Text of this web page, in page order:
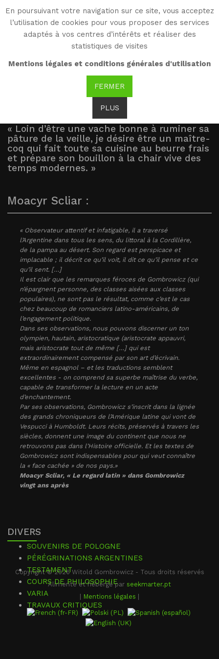
En poursuivant votre navigation sur ce site, vous acceptez
l’utilisation de cookies pour vous proposer des services
adaptés à vos centres d’intérêts et réaliser des
statistiques de visites
Mentions légales et conditions générales d'utilisation
FERMER
PLUS
WG
Witold Gombrowicz
Vu par...
« Loin d’être une vache bonne à ruminer sa
pâture de la veille, je désire être un maître-
coq qui fait toute sa cuisine au beurre frais
et prépare son bouillon à la chair vive des
temps modernes. »
Moacyr Scliar :
« Observateur attentif et infatigable, il a traversé
l’Argentine dans tous les sens, du littoral à la Cordillère,
de la pampa au désert. Son regard est perspicace et
implacable ; il décrit ce qu’il voit, il dit ce qu’il pense et ce
qu’il sent. […]
Il est clair que les remarques féroces de Gombrowicz (qui
n’épargnent personne, des classes aisées aux classes
populaires), ne sont pas le résultat, comme c’est le cas
chez beaucoup de romanciers latino-américains, de
l’engagement politique.
Dans ses observations, nous pouvons discerner un ton
olympien, hautain, aristocratique (aristocrate appauvri,
mais aristocrate tout de même […] qui est
extraordinairement compensé par son art d’écrivain.
Même en espagnol – et les traductions semblent
excellentes - on comprend sa superbe maîtrise du verbe,
capable de transformer la lecture en un acte
d’enchantement.
Par ses observations, Gombrowicz s’inscrit dans la lignée
des grands chroniqueurs de l’Amérique latine qui vont de
Vespucci à Humboldt. Leurs récits, préservés à travers les
siècles, donnent une image du continent que nous ne
retrouvons pas dans l’Histoire officielle. Et les textes de
Gombrowicz sont indispensables pour qui veut connaître
la « face cachée » de nos pays.»
Moacyr Scliar, « Le regard latin » dans Gombrowicz
vingt ans après
DIVERS
SOUVENIRS DE POLOGNE
PÉRÉGRINATIONS ARGENTINES
TESTAMENT
COURS DE PHILOSOPHIE
VARIA
TRAVAUX CRITIQUES
Copyright © 2026 Witold Gombrowicz - Tous droits réservés
Alimenté et hébergé par seekmarter.pt
Mentions légales